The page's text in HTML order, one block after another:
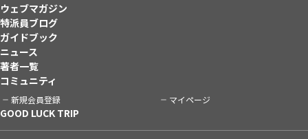
ウェブマガジン
特派員ブログ
ガイドブック
ニュース
著者一覧
コミュニティ
新規会員登録 マイページ
GOOD LUCK TRIP